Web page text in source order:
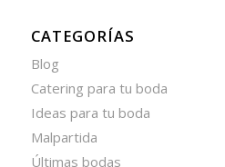
CATEGORÍAS
Blog
Catering para tu boda
Ideas para tu boda
Malpartida
Últimas bodas